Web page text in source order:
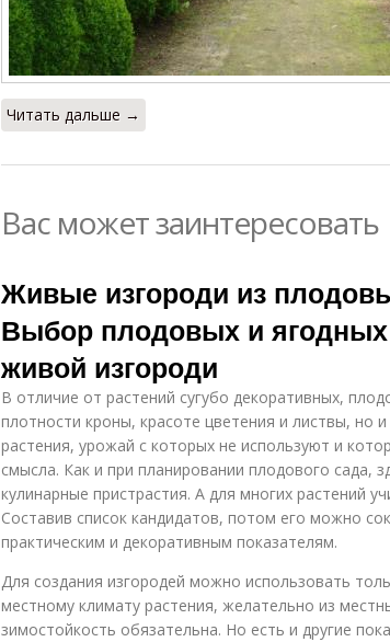
Читать дальше →
Вас может заинтересовать
Живые изгороди из
Выбор плодовых и ягодных
живой изгороди
В отличие от растений сугубо декоративных,
плотности кроны, красоте цветения и листвы, но
растения, урожай с которых не используют и
смысла. Как и при планировании плодового сада,
кулинарные пристрастия. А для многих растений
Составив список кандидатов, потом его можно
практическим и декоративным показателям.
Для создания изгородей можно использовать
местному климату растения, желательно из
зимостойкость обязательна. Но есть и другие